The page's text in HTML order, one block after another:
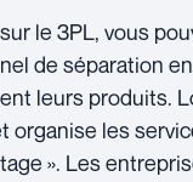
le 3PL, vous
de séparation
leurs produits.
organise les
». Les